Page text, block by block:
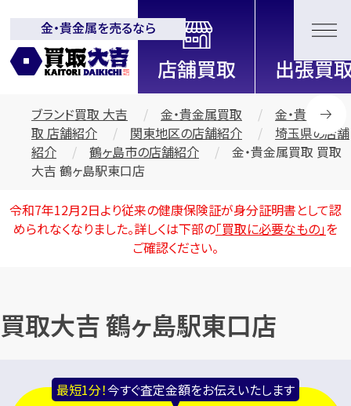
全国2200店舗以上展開中！
信頼と実績の買取専門店「買取大
吉」
金・貴金属を売るなら
ブランド買取 大吉 金・貴金属買取
金・貴金属買
取 店舗紹介
関東地区の店舗紹介
埼玉県の店舗
紹介
鶴ヶ島市の店舗紹介
金・貴金属買取 買取
大吉 鶴ヶ島駅東口店
令和7年12月2日より従来の健康保険証が身分証明書として認
められなくなりました。詳しくは下部の「買取に必要なもの」を
ご確認ください。
買取大吉 鶴ヶ島駅東口店
最短1分！今すぐ査定金額をお伝えいたします